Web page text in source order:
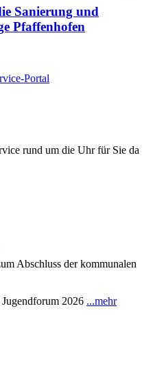
Sanierung und
Pfaffenhofen
rund um die Uhr für Sie da
Abschluss der kommunalen
2026 ...mehr